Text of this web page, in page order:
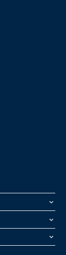
keyboard_arrow_down
keyboard_arrow_down
keyboard_arrow_down